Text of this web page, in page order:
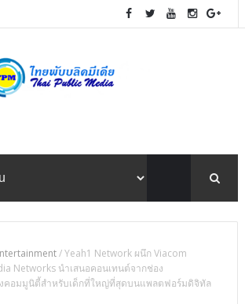
/Yeah1 Network ผนึก Viacom
Networks นำเสนอคอนเทนต์จากช่อง
คอมมูนิตี้สำหรับเด็กที่ใหญ่ที่สุดบนแพลตฟอร์มดิจิทัล